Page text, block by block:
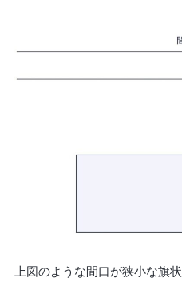
上図のような間口が狭小な旗